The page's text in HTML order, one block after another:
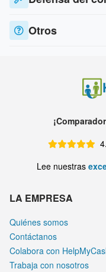
Otros
Lee nuestras
LA EMPRESA
Quiénes somos
Contáctanos
Colabora con
Trabaja con nosotros